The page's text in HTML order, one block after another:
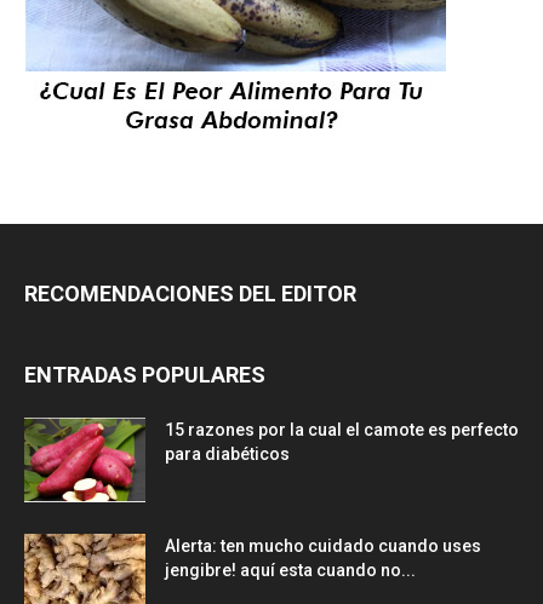
RECOMENDACIONES DEL EDITOR
ENTRADAS POPULARES
15 razones por la cual el camote es perfecto
para diabéticos
Alerta: ten mucho cuidado cuando uses
jengibre! aquí esta cuando no...